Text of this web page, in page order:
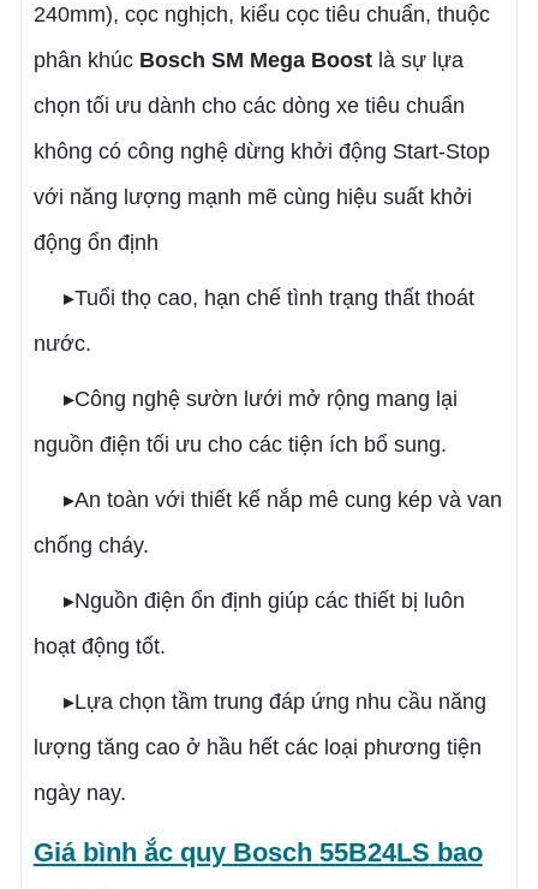
240mm), cọc nghịch, kiểu cọc tiêu chuẩn, thuộc
phân khúc Bosch SM Mega Boostlà sự lựa
chọn tối ưu dành cho các dòng xe tiêu chuẩn
không có công nghệ dừng khởi động Start-Stop
với năng lượng mạnh mẽ cùng hiệu suất khởi
động ổn định
▸Tuổi thọ cao, hạn chế tình trạng thất thoát
nước.
▸Công nghệ sườn lưới mở rộng mang lại
nguồn điện tối ưu cho các tiện ích bổ sung.
▸An toàn với thiết kế nắp mê cung kép và van
chống cháy.
▸Nguồn điện ổn định giúp các thiết bị luôn
hoạt động tốt.
▸Lựa chọn tầm trung đáp ứng nhu cầu năng
lượng tăng cao ở hầu hết các loại phương tiện
ngày nay.
Giá bình ắc quy Bosch 55B24LS bao